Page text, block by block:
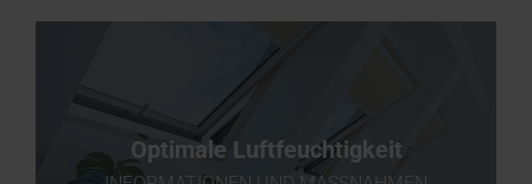
Optimale Luftfeuchtigkeit